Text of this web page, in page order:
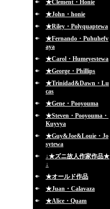
★Clement・Honie
★John・honie
★Riley・Polyquaptewa
★Fernando・Puhuhefv
aya
★Carol・Humeyestewa
★George・Phillips
★Trinidad&Dawn・Lu
cas
★Gene・Pooyouma
★Steven・Pooyouma・
Kuyvya
★Guy&Joe&Louie・Jo
sytewa
↓★ズニ故人作家作品★
↓
★オールド作品
★Juan・Calavaza
★Alice・Quam